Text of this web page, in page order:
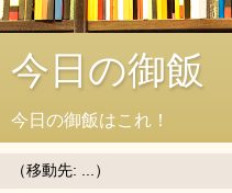
今日の御飯
今日の御飯はこれ！